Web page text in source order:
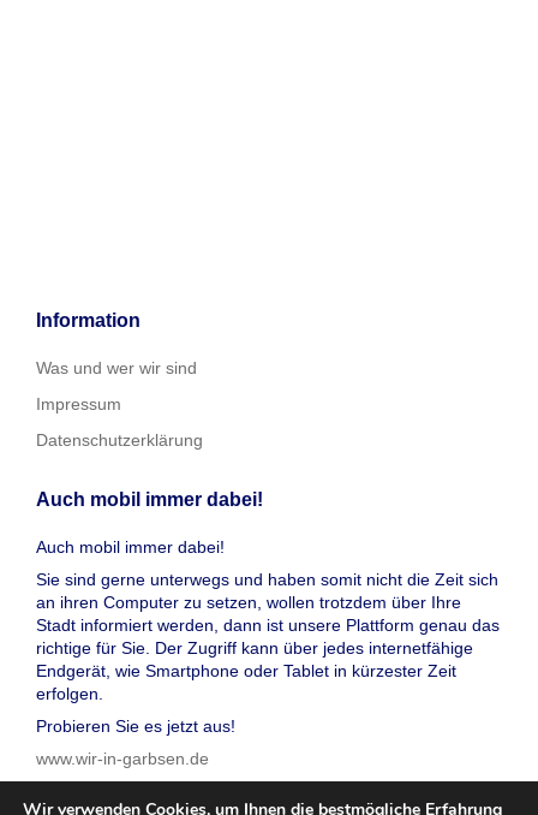
Information
Was und wer wir sind
Impressum
Datenschutzerklärung
Auch mobil immer dabei!
Auch mobil immer dabei!
Sie sind gerne unterwegs und haben somit nicht die Zeit sich
an ihren Computer zu setzen, wollen trotzdem über Ihre
Stadt informiert werden, dann ist unsere Plattform genau das
richtige für Sie. Der Zugriff kann über jedes internetfähige
Endgerät, wie Smartphone oder Tablet in kürzester Zeit
erfolgen.
Probieren Sie es jetzt aus!
www.wir-in-garbsen.de
Wir verwenden Cookies, um Ihnen die bestmögliche Erfahrung